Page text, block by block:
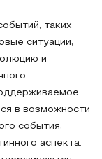
таких
ситуации,
и
в возможности
события,
аспекта.